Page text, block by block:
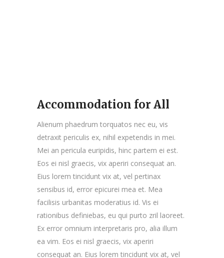
Accommodation for All
Alienum phaedrum torquatos nec eu, vis
detraxit periculis ex, nihil expetendis in mei.
Mei an pericula euripidis, hinc partem ei est.
Eos ei nisl graecis, vix aperiri consequat an.
Eius lorem tincidunt vix at, vel pertinax
sensibus id, error epicurei mea et. Mea
facilisis urbanitas moderatius id. Vis ei
rationibus definiebas, eu qui purto zril laoreet.
Ex error omnium interpretaris pro, alia illum
ea vim. Eos ei nisl graecis, vix aperiri
consequat an. Eius lorem tincidunt vix at, vel